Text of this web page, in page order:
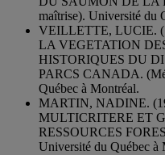
maîtrise). Université du
VEILLETTE, LUCIE.
LA VEGETATION
HISTORIQUES DU
PARCS CANADA.
Québec à Montréal.
MARTIN, NADINE.
MULTICRITERE ET
RESSOURCES
Université du Québec à